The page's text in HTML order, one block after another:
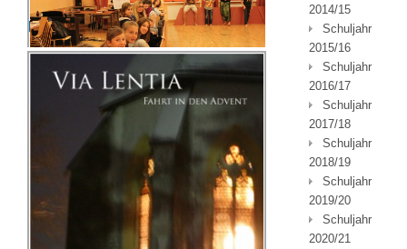
Die neue CD ist da, Nov 2011
2014/15
Schuljahr
2015/16
Schuljahr
2016/17
Schuljahr
2017/18
Schuljahr
2018/19
Schuljahr
2019/20
Schuljahr
2020/21